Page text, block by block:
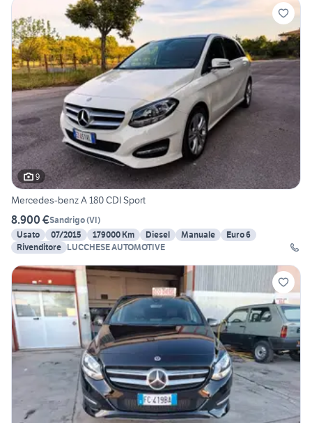
9
Mercedes-benz A 180 CDI Sport
8.900 €Sandrigo(VI)
Usato
07/2015 179000 Km Diesel Manuale
Euro 6
Rivenditore LUCCHESE AUTOMOTIVE